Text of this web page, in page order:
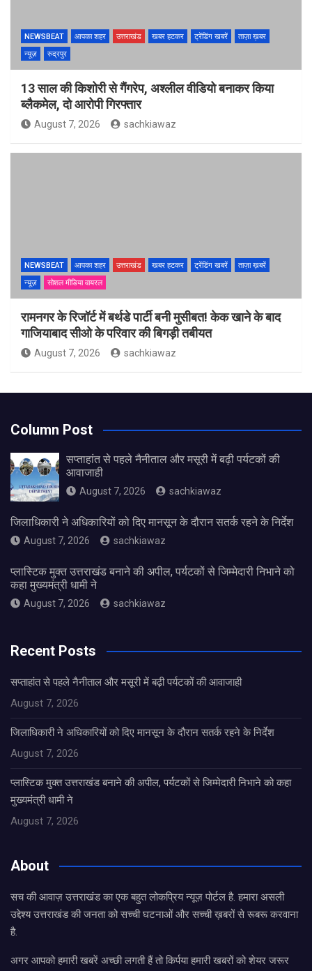
NEWSBEAT आपका शहर उत्तराखंड खबर हटकर ट्रेंडिंग खबरें
ताज़ा ख़बर
न्यूज़
रुद्रपुर
13 साल की किशोरी से गैंगरेप, अश्लील वीडियो बनाकर किया
ब्लैकमेल, दो आरोपी गिरफ्तार
August 7, 2026 sachkiawaz
NEWSBEAT आपका शहर उत्तराखंड खबर हटकर ट्रेंडिंग खबरें
ताज़ा ख़बरें
न्यूज़
सोशल मीडिया वायरल
रामनगर के रिजॉर्ट में बर्थडे पार्टी बनी मुसीबत! केक खाने के बाद
गाजियाबाद सीओ के परिवार की बिगड़ी तबीयत
August 7, 2026 sachkiawaz
Column Post
सप्ताहांत से पहले नैनीताल और मसूरी में बढ़ी पर्यटकों की
आवाजाही
August 7, 2026 sachkiawaz
जिलाधिकारी ने अधिकारियों को दिए मानसून के दौरान सतर्क रहने के निर्देश
August 7, 2026 sachkiawaz
प्लास्टिक मुक्त उत्तराखंड बनाने की अपील, पर्यटकों से जिम्मेदारी निभाने को
कहा मुख्यमंत्री धामी ने
August 7, 2026 sachkiawaz
Recent Posts
सप्ताहांत से पहले नैनीताल और मसूरी में बढ़ी पर्यटकों की आवाजाही
August 7, 2026
जिलाधिकारी ने अधिकारियों को दिए मानसून के दौरान सतर्क रहने के निर्देश
August 7, 2026
प्लास्टिक मुक्त उत्तराखंड बनाने की अपील, पर्यटकों से जिम्मेदारी निभाने को कहा
मुख्यमंत्री धामी ने
August 7, 2026
About
सच की आवाज़ उत्तराखंड का एक बहुत लोकप्रिय न्यूज़ पोर्टल है. हमारा असली
उद्देश्य उत्तराखंड की जनता को सच्ची घटनाओं और सच्ची ख़बरों से रूबरू करवाना
है.
अगर आपको हमारी खबरें अच्छी लगती हैं तो किर्पया हमारी खबरों को शेयर जरूर